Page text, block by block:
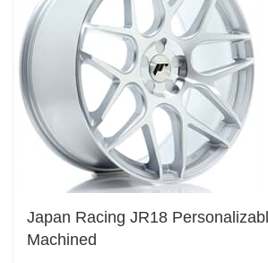
Japan Racing JR18
Machined